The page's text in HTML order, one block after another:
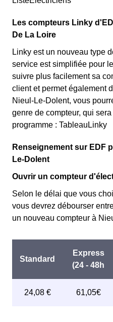
Les compteurs Linky
De La Loire
Linky est un nouveau type
service est simplifiée pour
suivre plus facilement sa
client et permet également
Nieul-Le-Dolent, vous
genre de compteur, qui
programme : TableauLinky
Renseignement sur EDF
Le-Dolent
Ouvrir un compteur
Selon le délai que vous
vous devrez débourser
un nouveau compteur à